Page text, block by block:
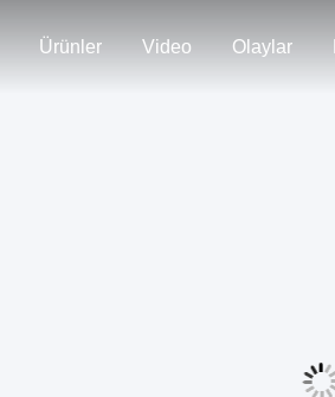
Ürünler Video Olaylar